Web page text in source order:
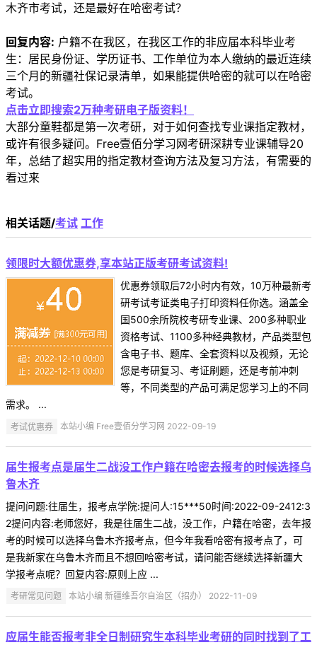
木齐市考试，还是最好在哈密考试？
回复内容: 户籍不在我区，在我区工作的非应届本科毕业考
生：居民身份证、学历证书、工作单位为本人缴纳的最近连续
三个月的新疆社保记录清单，如果能提供哈密的就可以在哈密
考试。
点击立即搜索2万种考研电子版资料！
大部分童鞋都是第一次考研，对于如何查找专业课指定教材，
或许有很多疑问。Free壹佰分学习网考研深耕专业课辅导20
年，总结了超实用的指定教材查询方法及复习方法，有需要的
看过来
相关话题/考试 工作
领限时大额优惠券,享本站正版考研考试资料!
优惠券领取后72小时内有效，10万种最新考
研考试考证类电子打印资料任你选。涵盖全
国500余所院校考研专业课、200多种职业
资格考试、1100多种经典教材，产品类型包
含电子书、题库、全套资料以及视频，无论
您是考研复习、考证刷题，还是考前冲刺
等，不同类型的产品可满足您学习上的不同
需求。 ...
考试优惠券 本站小编 Free壹佰分学习网 2022-09-19
届生报考点是届生二战没工作户籍在哈密去报考的时候选择乌
鲁木齐
提问问题:往届生，报考点学院:提问人:15***50时间:2022-09-2412:3
2提问内容:老师您好，我是往届生二战，没工作，户籍在哈密，去年报
考的时候可以选择乌鲁木齐报考点，但今年我看哈密有报考点了，可
是我新家在乌鲁木齐而且不想回哈密考试，请问能否继续选择新疆大
学报考点呢？回复内容:原则上应 ...
考研常见问题 本站小编 新疆维吾尔自治区（招办） 2022-11-09
应届生能否报考非全日制研究生本科毕业考研的同时找到了工